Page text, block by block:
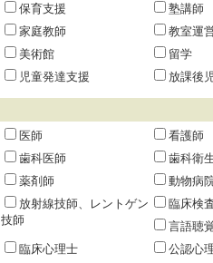
保育支援
塾講師
家庭教師
教室運
美術館
留学
児童発達支援 放課後
医師
看護師
歯科医師
歯科衛
薬剤師
動物病
放射線技師、レントゲン
技師
臨床検
言語聴
臨床心理士
公認心